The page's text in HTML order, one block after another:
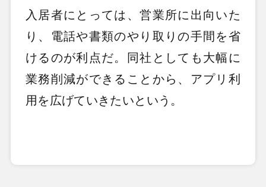
入居者にとっては、営業所に出向いた
り、電話や書類のやり取りの手間を省
けるのが利点だ。同社としても大幅に
業務削減ができることから、アプリ利
用を広げていきたいという。